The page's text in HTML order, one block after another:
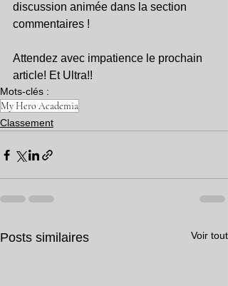
discussion animée dans la section
commentaires !
Attendez avec impatience le prochain
article! Et Ultra!!
Mots-clés :
My Hero Academia
Classement
Posts similaires Voir tout